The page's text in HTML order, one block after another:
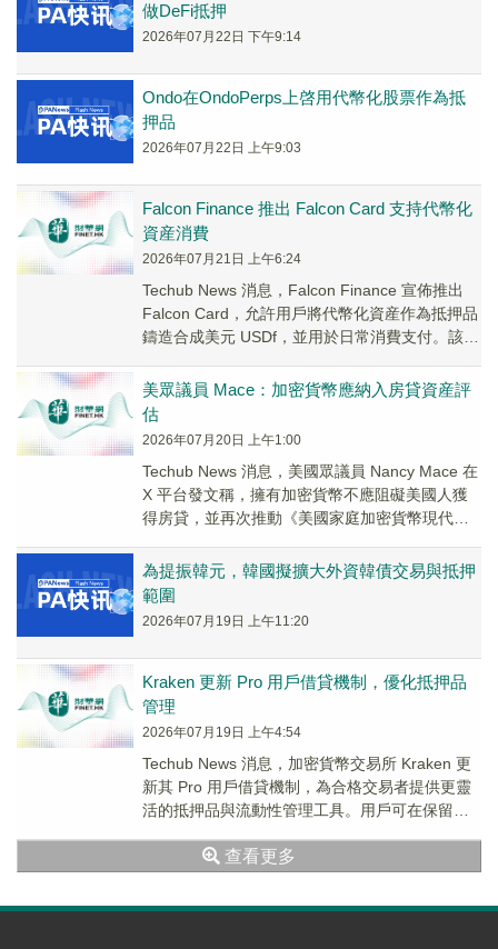
做DeFi抵押
2026年07月22日 下午9:14
Ondo在OndoPerps上啓用代幣化股票作為抵
押品
2026年07月22日 上午9:03
Falcon Finance 推出 Falcon Card 支持代幣化
資産消費
2026年07月21日 上午6:24
Techub News 消息，Falcon Finance 宣佈推出
Falcon Card，允許用戶將代幣化資産作為抵押品
鑄造合成美元 USDf，並用於日常消費支付。該卡
美眾議員 Mace：加密貨幣應納入房貸資産評
估
2026年07月20日 上午1:00
Techub News 消息，美國眾議員 Nancy Mace 在
X 平台發文稱，擁有加密貨幣不應阻礙美國人獲
得房貸，並再次推動《美國家庭加密貨幣現代化
為提振韓元，韓國擬擴大外資韓債交易與抵押
範圍
2026年07月19日 上午11:20
Kraken 更新 Pro 用戶借貸機制，優化抵押品
管理
2026年07月19日 上午4:54
Techub News 消息，加密貨幣交易所 Kraken 更
新其 Pro 用戶借貸機制，為合格交易者提供更靈
活的抵押品與流動性管理工具。用戶可在保留資
查看更多